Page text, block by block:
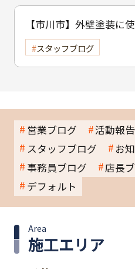
【市川市】外壁塗装に
る？ 補助制度と費用を
スタッフブログ
営業ブログ
活動報
スタッフブログ
お
事務員ブログ
店長
デフォルト
施工エリア
Area